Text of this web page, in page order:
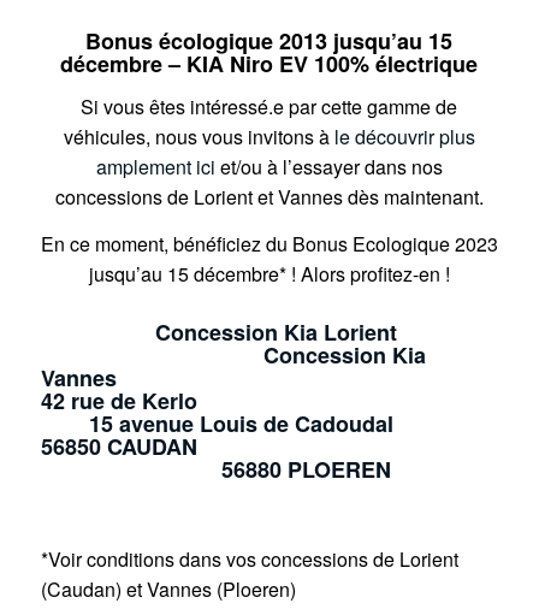
Bonus écologique 2013 jusqu’au 15
décembre – KIA Niro EV 100% électrique
Si vous êtes intéressé.e par cette gamme de
véhicules, nous vous invitons à le découvrir plus
amplement ici et/ou à l’essayer dans nos
concessions de Lorient et Vannes dès maintenant.
En ce moment, bénéficiez du Bonus Ecologique 2023
jusqu’au 15 décembre* ! Alors profitez-en !
Concession Kia Lorient
Concession Kia
Vannes
42 rue de Kerlo
15 avenue Louis de Cadoudal
56850 CAUDAN
56880 PLOEREN
*Voir conditions dans vos concessions de Lorient
(Caudan) et Vannes (Ploeren)